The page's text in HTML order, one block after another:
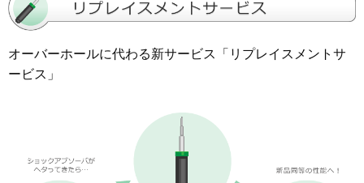
オーバーホールに代わる新サービス「リプレイスメントサ
ービス」